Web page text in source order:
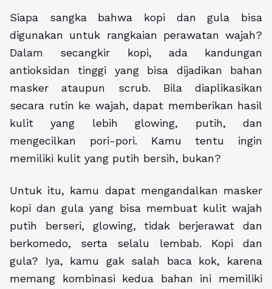
Siapa sangka bahwa kopi dan gula bisa
digunakan untuk rangkaian perawatan wajah?
Dalam secangkir kopi, ada kandungan
antioksidan tinggi yang bisa dijadikan bahan
masker ataupun scrub. Bila diaplikasikan
secara rutin ke wajah, dapat memberikan hasil
kulit yang lebih glowing, putih, dan
mengecilkan pori-pori. Kamu tentu ingin
memiliki kulit yang putih bersih, bukan?
Untuk itu, kamu dapat mengandalkan masker
kopi dan gula yang bisa membuat kulit wajah
putih berseri, glowing, tidak berjerawat dan
berkomedo, serta selalu lembab. Kopi dan
gula? Iya, kamu gak salah baca kok, karena
memang kombinasi kedua bahan ini memiliki